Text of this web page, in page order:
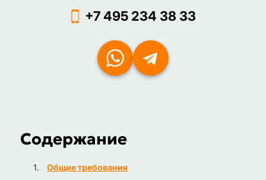
+7 495 234 38 33
Содержание
Общие требования